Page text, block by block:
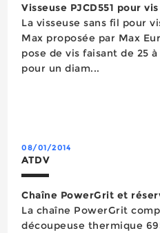
Visseuse PJCD551 pour
La visseuse sans fil pour
Max proposée par Max
pose de vis faisant de 25
pour un diam...
08/01/2014
ATDV
Chaîne PowerGrit et
La chaîne PowerGrit
découpeuse thermique